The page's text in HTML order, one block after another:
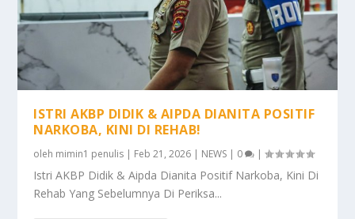
ISTRI AKBP DIDIK & AIPDA DIANITA POSITIF
NARKOBA, KINI DI REHAB!
oleh mimin1 penulis | Feb 21, 2026 | NEWS | 0 |
Istri AKBP Didik & Aipda Dianita Positif Narkoba, Kini Di
Rehab Yang Sebelumnya Di Periksa...